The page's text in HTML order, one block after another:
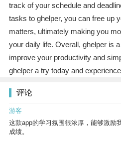
track of your schedule and
tasks to ghelper, you can free up
matters, ultimately making you
your daily life. Overall, ghelper is
improve your productivity and
ghelper a try today and
评论
游客
这款app的学习氛围很浓厚，能够激励
成绩。